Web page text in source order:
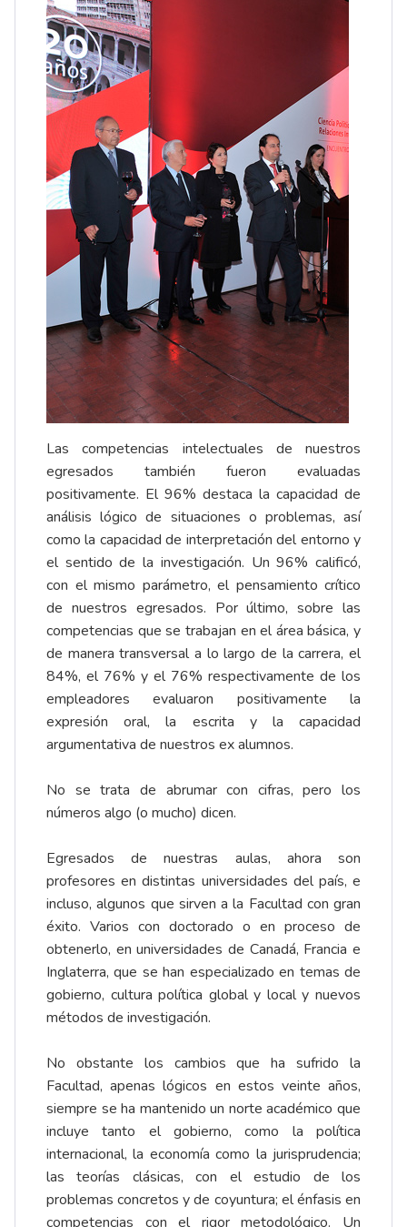
Las competencias intelectuales de nuestros
egresados también fueron evaluadas
positivamente. El 96% destaca la capacidad de
análisis lógico de situaciones o problemas, así
como la capacidad de interpretación del entorno y
el sentido de la investigación. Un 96% calificó,
con el mismo parámetro, el pensamiento crítico
de nuestros egresados. Por último, sobre las
competencias que se trabajan en el área básica, y
de manera transversal a lo largo de la carrera, el
84%, el 76% y el 76% respectivamente de los
empleadores evaluaron positivamente la
expresión oral, la escrita y la capacidad
argumentativa de nuestros ex alumnos.
No se trata de abrumar con cifras, pero los
números algo (o mucho) dicen.
Egresados de nuestras aulas, ahora son
profesores en distintas universidades del país, e
incluso, algunos que sirven a la Facultad con gran
éxito. Varios con doctorado o en proceso de
obtenerlo, en universidades de Canadá, Francia e
Inglaterra, que se han especializado en temas de
gobierno, cultura política global y local y nuevos
métodos de investigación.
No obstante los cambios que ha sufrido la
Facultad, apenas lógicos en estos veinte años,
siempre se ha mantenido un norte académico que
incluye tanto el gobierno, como la política
internacional, la economía como la jurisprudencia;
las teorías clásicas, con el estudio de los
problemas concretos y de coyuntura; el énfasis en
competencias con el rigor metodológico. Un